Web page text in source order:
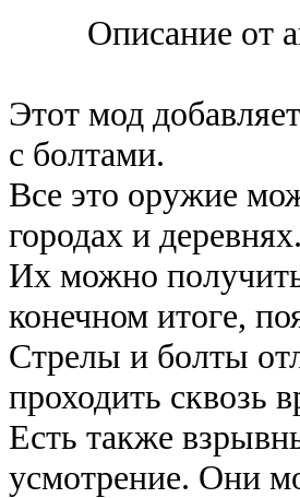
Описание от
Этот мод
с болтами.
Все это оружие
городах и деревнях.
Их можно
конечном итоге,
Стрелы и болты
проходить сквозь
Есть также
усмотрение. Они